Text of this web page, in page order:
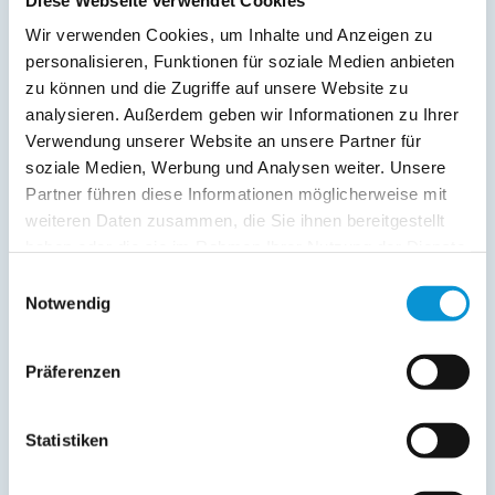
Wir verwenden Cookies, um Inhalte und Anzeigen zu
personalisieren, Funktionen für soziale Medien anbieten
zu können und die Zugriffe auf unsere Website zu
analysieren. Außerdem geben wir Informationen zu Ihrer
Verwendung unserer Website an unsere Partner für
soziale Medien, Werbung und Analysen weiter. Unsere
Partner führen diese Informationen möglicherweise mit
weiteren Daten zusammen, die Sie ihnen bereitgestellt
Notwendig
Präferenzen
Statistiken
Terrasse
Service:
Kurtaxfrei
Verpflegung:
Sonstiges:
WLAN Wifi 6, eigener Fahrradschuppen, Kamin, eigene
Sauna, Massage-Dusche, 2 Bäder, Zweitfernseher im
15-20 Minuten bis zu den Feinsandstränden von Zingst
Beschreibung
Ferienhaus südlich von Zingst in Dabitz Die vom Haus
sichtbare Ostseebucht Grabow - mit der neuen Seebrücke